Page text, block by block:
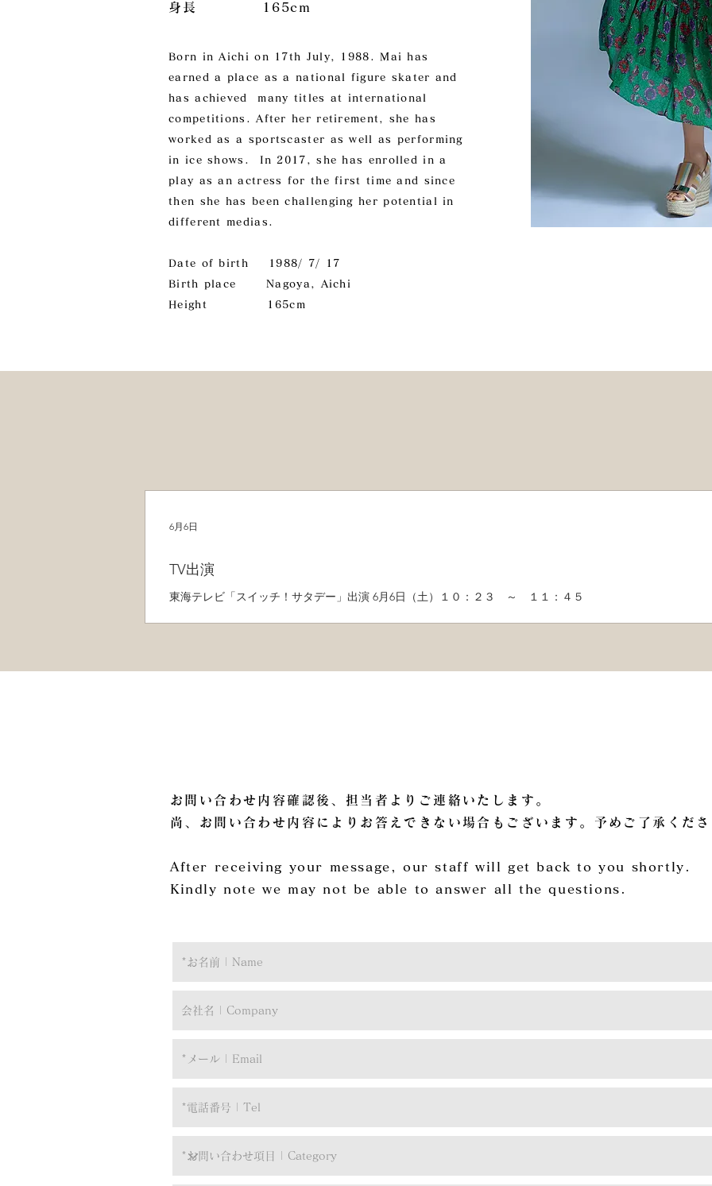
身長 165cm
Born in Aichi on 17th July, 1988. Mai has
earned a place as a national figure skater and
has achieved many titles at international
competitions. After her retirement, she has
worked as a sportscaster as well as performing
in ice shows. In 2017, she has enrolled in a
play as an actress for the first time and since
then she has been challenging her potential in
different medias.
Date of birth 1988/ 7/ 17
Birth place Nagoya, Aichi
Height 165cm
TV出演
東海テレビ「スイッチ！サタデー」出演 6月6日（土）１０：２３ ～ １１：４５
6月6日
お問い合わせ内容確認後、担当者よりご連絡いたします。
尚、お問い合わせ内容によりお答えできない場合もございます。予めご了承くだ
After receiving your message, our staff will get back to ​you ​shortly.
Kindly note we may not be able to answer all the questions.